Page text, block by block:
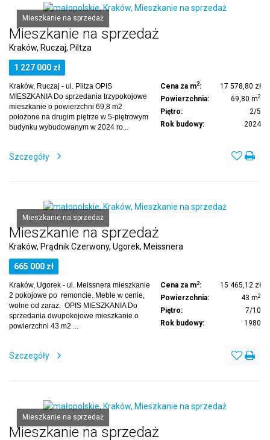
Mieszkanie na sprzedaż
Mieszkanie na sprzedaż
Kraków, Ruczaj, Piltza
1 227 000 zł
Kraków, Ruczaj - ul. Piltza OPIS
MIESZKANIA Do sprzedania trzypokojowe
mieszkanie o powierzchni 69,8 m2
położone na drugim piętrze w 5-piętrowym
budynku wybudowanym w 2024 ro...
Cena za m2:
17 578,80 zł
Powierzchnia:
69,80 m2
Piętro:
2/5
Rok budowy:
2024
Szczegóły
Mieszkanie na sprzedaż
Mieszkanie na sprzedaż
Kraków, Prądnik Czerwony, Ugorek, Meissnera
665 000 zł
Kraków, Ugorek - ul. Meissnera mieszkanie
2 pokojowe po remoncie. Meble w cenie,
wolne od zaraz. OPIS MIESZKANIA Do
sprzedania dwupokojowe mieszkanie o
powierzchni 43 m2 ...
Cena za m2:
15 465,12 zł
Powierzchnia:
43 m2
Piętro:
7/10
Rok budowy:
1980
Szczegóły
Mieszkanie na sprzedaż
Mieszkanie na sprzedaż